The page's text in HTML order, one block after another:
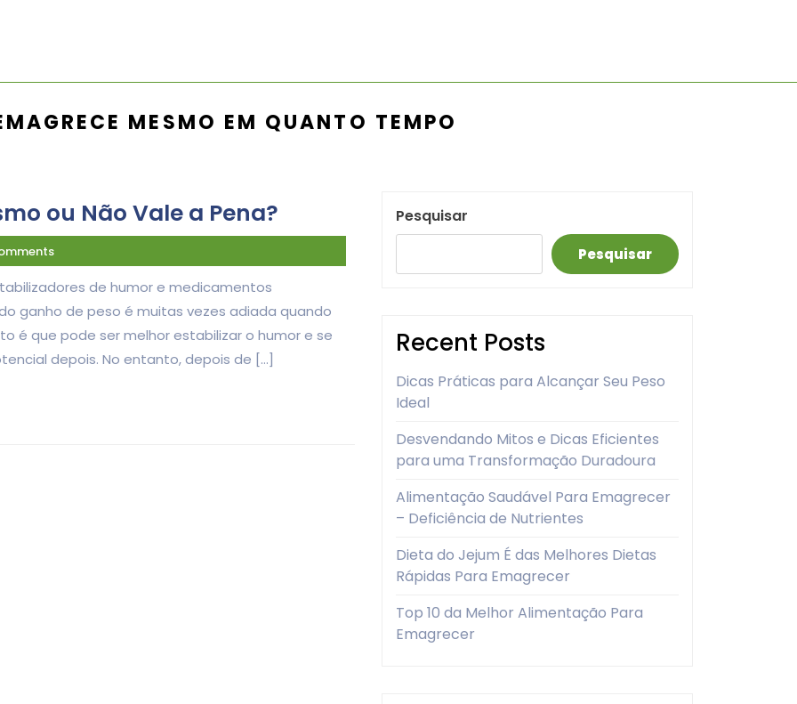
MESMO EM QUANTO TEMPO
ou Não Vale a Pena?
de humor e medicamentos
ganho de peso é muitas vezes adiada quando
é que pode ser melhor estabilizar o humor e se
depois. No entanto, depois de […]
Pesquisar
Pesquisar
Recent Posts
Dicas Práticas para Alcançar Seu Peso
Ideal
Desvendando Mitos e Dicas Eficientes
para uma Transformação Duradoura
Alimentação Saudável Para Emagrecer
– Deficiência de Nutrientes
Dieta do Jejum É das Melhores Dietas
Rápidas Para Emagrecer
Top 10 da Melhor Alimentação Para
Emagrecer